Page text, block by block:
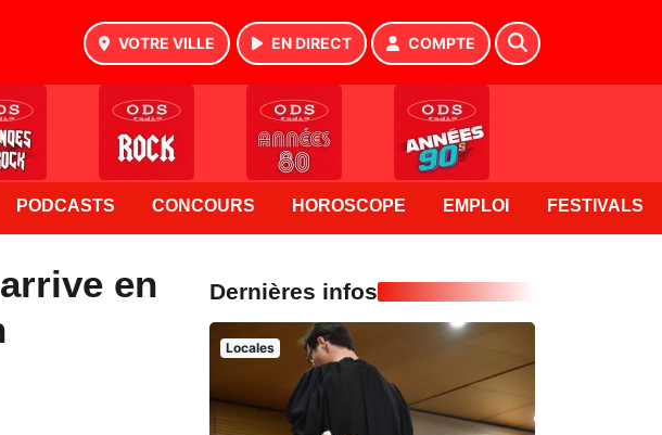
VOTRE VILLE EN DIRECT COMPTE
PODCASTS CONCOURS HOROSCOPE EMPLOI FESTIVALS
en
Dernières infos
Locales